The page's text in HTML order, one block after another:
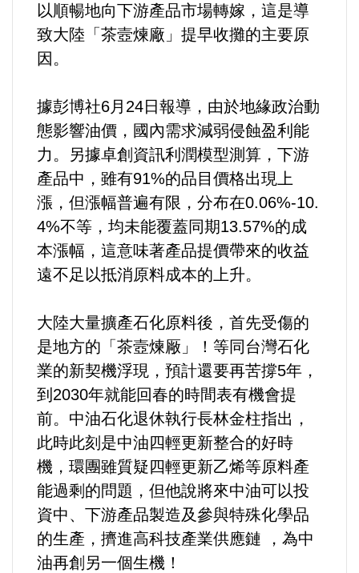
出版（影音/圖書/雜誌）
文化資產/文物保護
旅館/民宿
好人好事/人物介紹
以順暢地向下游產品市場轉嫁，這是導
致大陸「茶壼煉廠」提早收攤的主要原
因。
據彭博社6月24日報導，由於地緣政治動
態影響油價，國內需求減弱侵蝕盈利能
力。另據卓創資訊利潤模型測算，下游
產品中，雖有91%的品目價格出現上
漲，但漲幅普遍有限，分布在0.06%-10.
4%不等，均未能覆蓋同期13.57%的成
本漲幅，這意味著產品提價帶來的收益
遠不足以抵消原料成本的上升。
大陸大量擴產石化原料後，首先受傷的
是地方的「茶壼煉厰」！等同台灣石化
業的新契機浮現，預計還要再苦撐5年，
到2030年就能回春的時間表有機會提
前。中油石化退休執行長林金柱指出，
此時此刻是中油四輕更新整合的好時
機，環團雖質疑四輕更新乙烯等原料產
能過剩的問題，但他說將來中油可以投
資中、下游產品製造及參與特殊化學品
的生產，擠進高科技產業供應鏈 ，為中
油再創另一個生機！